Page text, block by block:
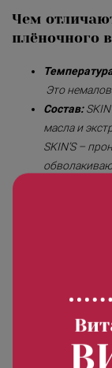
Чем
плёночного
Это
Состав:
масла и
SKIN’S –
забиванию
наносится
Длина
бритвы. ПВ
процедуры
«Магия
«Мудрость
«Шоколадный
«SPA-отпуск в
«Сибирское